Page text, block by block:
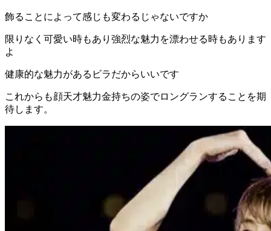
飾ることによって感じも変わるじゃないですか
限りなく可愛い時もあり強烈な魅力を漂わせる時もあります
よ
健康的な魅力があるビラだからいいです
これからも顔天才魅力金持ちの姿でロングランすることを期
待します。